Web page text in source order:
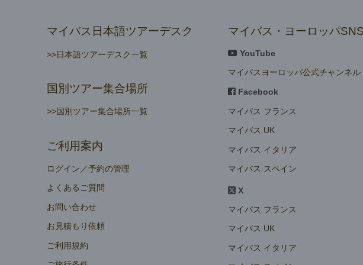
マイバス日本語ツアーデスク
>>日本語ツアーデスク一覧
国別ツアー集合場所
>>国別ツアー集合場所一覧
ご利用案内
ログイン／予約の管理
よくあるご質問
お問い合わせ
お見積もり依頼
ご利用規約
マイバス・ヨーロッパ
YouTube
マイバスヨーロッパ公式チャンネル
Facebook
マイバス フランス
マイバス UK
マイバス イタリア
マイバス スペイン
X
マイバス フランス
マイバス UK
マイバス イタリア